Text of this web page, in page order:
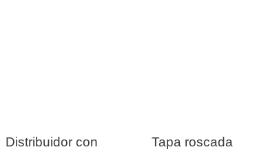
Distribuidor con
Tapa roscada